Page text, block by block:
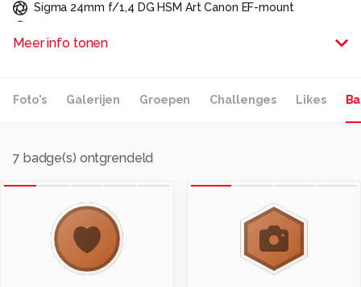
Sigma 24mm f/1,4 DG HSM Art Canon EF-mount
Canon 50mm f/1,8
huisdierenbranche.
Meer info tonen
Foto's Galerijen Groepen Challenges Likes
7 badge(s) ontgrendeld